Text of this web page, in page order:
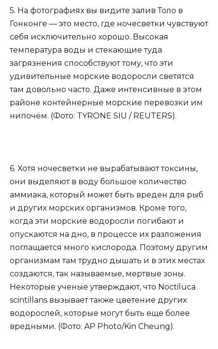
5. На фотографиях вы видите залив Толо в
Гонконге — это место, где ночесветки чувствуют
себя исключительно хорошо. Высокая
температура воды и стекающие туда
загрязнения способствуют тому, что эти
удивительные морские водоросли светятся
там довольно часто. Даже интенсивные в этом
районе контейнерные морские перевозки им
нипочём. (Фото: TYRONE SIU / REUTERS).
6. Хотя ночесветки не вырабатывают токсины,
они выделяют в воду большое количество
аммиака, который может быть вреден для рыб
и других морских организмов. Кроме того,
когда эти морские водоросли погибают и
опускаются на дно, в процессе их разложения
поглащается много кислорода. Поэтому другим
организмам там трудно дышать и в этих местах
создаются, так называемые, мертвые зоны.
Некоторые ученые утверждают, что Noctiluca
scintillans вызывает также цветение других
водорослей, которые могут быть еще более
вредными. (Фото: AP Photo/Kin Cheung).